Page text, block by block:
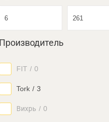
Производитель
FIT / 0
Tork / 3
Вихрь / 0